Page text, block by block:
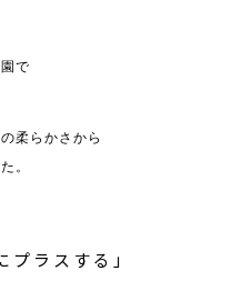
で
柔らかさから
。
プラスする」